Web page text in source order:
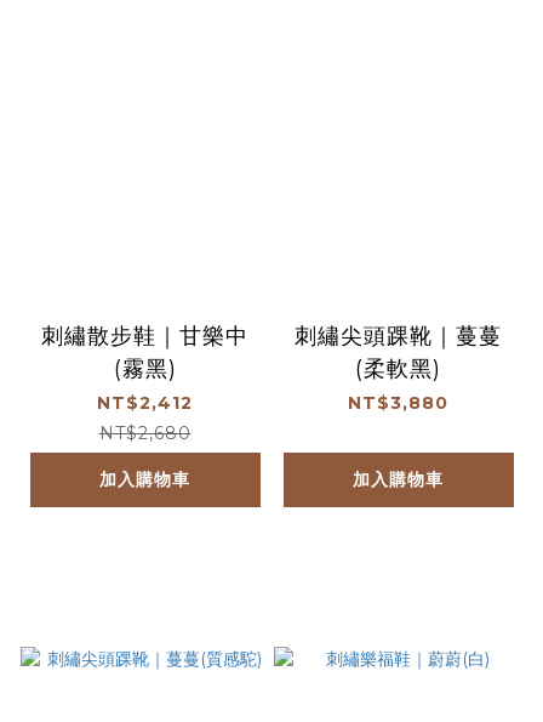
刺繡散步鞋｜甘樂中
(霧黑)
NT$2,412
NT$2,680
加入購物車
刺繡尖頭踝靴｜蔓蔓
(柔軟黑)
NT$3,880
加入購物車